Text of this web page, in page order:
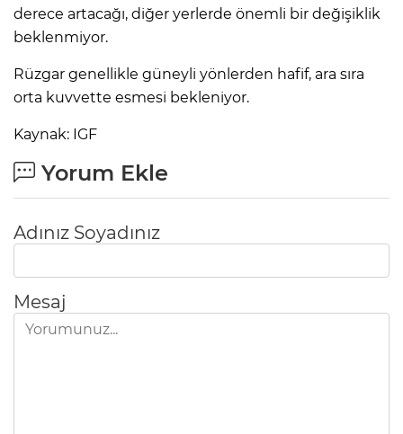
derece artacağı, diğer yerlerde önemli bir değişiklik
beklenmiyor.
Rüzgar genellikle güneyli yönlerden hafif, ara sıra
orta kuvvette esmesi bekleniyor.
Kaynak: IGF
Yorum Ekle
Adınız Soyadınız
Mesaj